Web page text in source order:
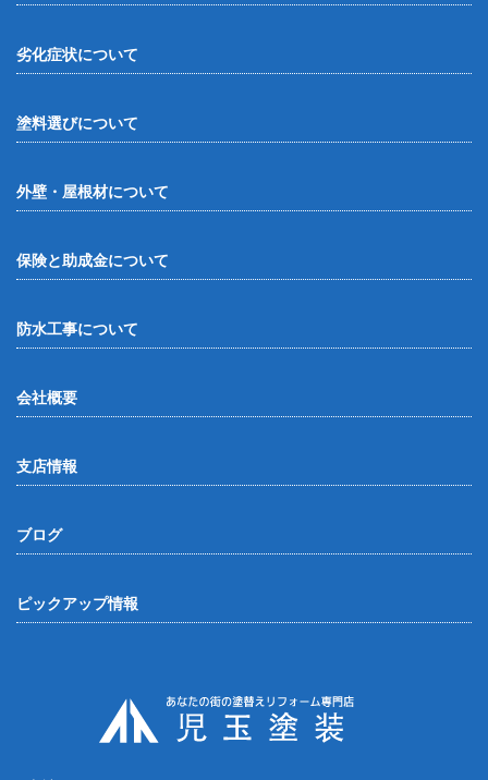
劣化症状について
塗料選びについて
外壁・屋根材について
保険と助成金について
防水工事について
会社概要
支店情報
ブログ
ピックアップ情報